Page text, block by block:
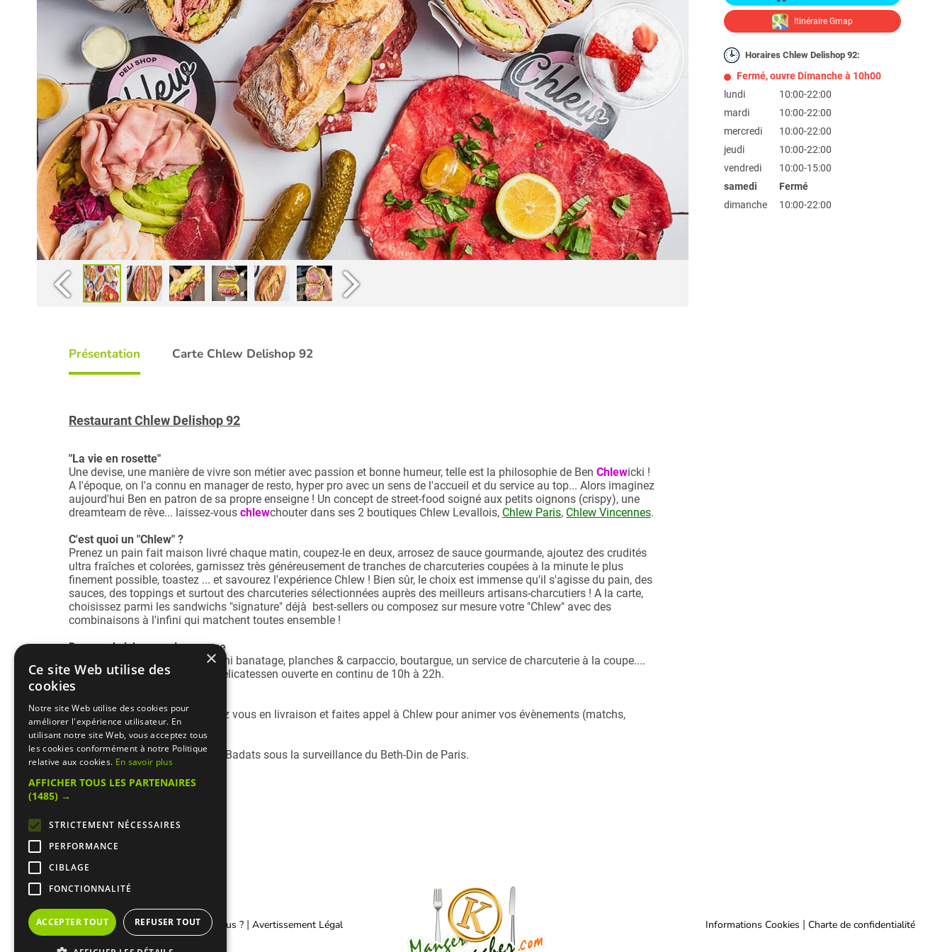
Itinéraire Gmap
Horaires Chlew Delishop 92:
Fermé, ouvre Dimanche à 10h00
lundi
10:00-22:00
mardi
10:00-22:00
mercredi
10:00-22:00
jeudi
10:00-22:00
vendredi
10:00-15:00
samedi
Fermé
dimanche
10:00-22:00
Présentation Carte Chlew Delishop 92
Restaurant Chlew Delishop 92
"La vie en rosette"
Une devise, une manière de vivre son métier avec passion et bonne humeur, telle est la philosophie de Ben Chlewicki !
A l'époque, on l'a connu en manager de resto, hyper pro avec un sens de l'accueil et du service au top... Alors imaginez
aujourd'hui Ben en patron de sa propre enseigne ! Un concept de street-food soigné aux petits oignons (crispy), une
dreamteam de rêve... laissez-vous chlewchouter dans ses 2 boutiques Chlew Levallois, Chlew Paris, Chlew Vincennes.
C'est quoi un "Chlew" ?
Prenez un pain fait maison livré chaque matin, coupez-le en deux, arrosez de sauce gourmande, ajoutez des crudités
ultra fraîches et colorées, garnissez très généreusement de tranches de charcuteries coupées à la minute le plus
finement possible, toastez ... et savourez l'expérience Chlew ! Bien sûr, le choix est immense qu'il s'agisse du pain, des
sauces, des toppings et surtout des charcuteries sélectionnées auprès des meilleurs artisans-charcutiers ! A la carte,
choisissez parmi les sandwichs "signature" déjà best-sellers ou composez sur mesure votre "Chlew" avec des
combinaisons à l'infini qui matchent toutes ensemble !
Des sandwichs... mais pas que
Salade detox, pizza maison, mini banatage, planches & carpaccio, boutargue, un service de charcuterie à la coupe....
Chlew est une vraie boutique Delicatessen ouverte en continu de 10h à 22h.
Retrouvez tous les produits
chez vous en livraison et faites appel à Chlew pour animer vos évènements (matchs,
anniversaire, réception...).
Chlew est un restaurant cacher Badats sous la surveillance du Beth-Din de Paris.
Contacter Manger cacher|Qui sommes-nous ? | Avertissement Légal Informations Cookies | Charte de confidentialité
×
Ce site Web utilise des
cookies
Notre site Web utilise des cookies pour
améliorer l'expérience utilisateur. En
utilisant notre site Web, vous acceptez tous
les cookies conformément à notre Politique
relative aux cookies. En savoir plus
AFFICHER TOUS LES PARTENAIRES
(1485) →
STRICTEMENT NÉCESSAIRES
PERFORMANCE
CIBLAGE
FONCTIONNALITÉ
ACCEPTER TOUT REFUSER TOUT